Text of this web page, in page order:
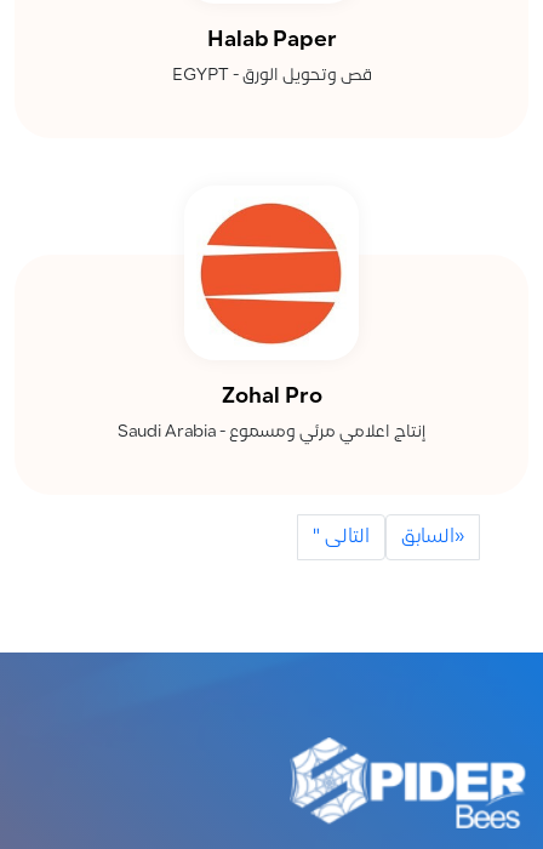
Halab Paper
قص وتحويل الورق - EGYPT
Zohal Pro
إنتاج اعلامي مرئي ومسموع - Saudi Arabia
«السابق التالى "